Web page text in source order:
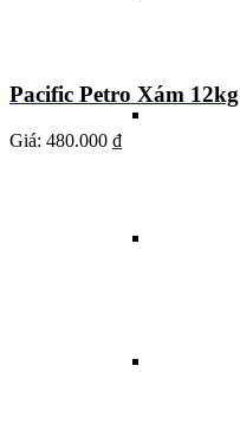
Pacific Petro Xám 12kg
Giá: 480.000 ₫